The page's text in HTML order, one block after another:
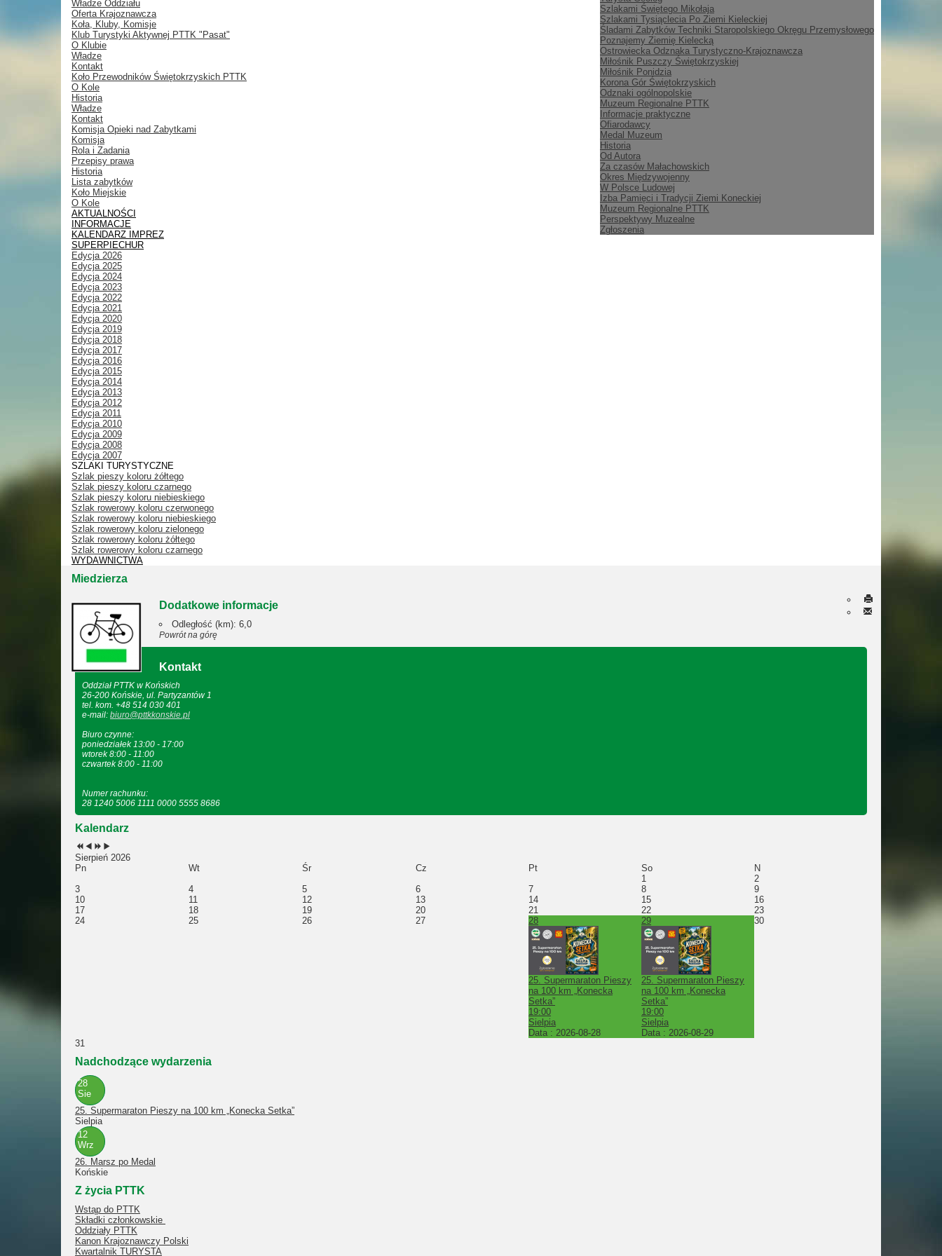
Szlakami Świętego Mikołaja
Szlakami Tysiąclecia Po Ziemi Kieleckiej
Śladami Zabytków Techniki Staropolskiego Okręgu Przemysłowego
Poznajemy Ziemię Kielecką
Ostrowiecka Odznaka Turystyczno-Krajoznawcza
Miłośnik Puszczy Świętokrzyskiej
Miłośnik Ponidzia
Korona Gór Świętokrzyskich
Odznaki ogólnopolskie
Muzeum Regionalne PTTK
Informacje praktyczne
Ofiarodawcy
Medal Muzeum
Historia
Od Autora
Za czasów Małachowskich
Okres Międzywojenny
W Polsce Ludowej
Izba Pamięci i Tradycji Ziemi Koneckiej
Muzeum Regionalne PTTK
Perspektywy Muzealne
Zgłoszenia
Władze Oddziału
Oferta Krajoznawcza
Koła, Kluby, Komisje
Klub Turystyki Aktywnej PTTK "Pasat"
O Klubie
Władze
Kontakt
Koło Przewodników Świętokrzyskich PTTK
O Kole
Historia
Władze
Kontakt
Komisja Opieki nad Zabytkami
Komisja
Rola i Zadania
Przepisy prawa
Historia
Lista zabytków
Koło Miejskie
O Kole
AKTUALNOŚCI
INFORMACJE
KALENDARZ IMPREZ
SUPERPIECHUR
Edycja 2026
Edycja 2025
Edycja 2024
Edycja 2023
Edycja 2022
Edycja 2021
Edycja 2020
Edycja 2019
Edycja 2018
Edycja 2017
Edycja 2016
Edycja 2015
Edycja 2014
Edycja 2013
Edycja 2012
Edycja 2011
Edycja 2010
Edycja 2009
Edycja 2008
Edycja 2007
SZLAKI TURYSTYCZNE
Szlak pieszy koloru żółtego
Szlak pieszy koloru czarnego
Szlak pieszy koloru niebieskiego
Szlak rowerowy koloru czerwonego
Szlak rowerowy koloru niebieskiego
Szlak rowerowy koloru zielonego
Szlak rowerowy koloru żółtego
Szlak rowerowy koloru czarnego
WYDAWNICTWA
Miedzierza
Dodatkowe informacje
Odległość (km): 6,0
Powrót na górę
Kontakt
Oddział PTTK w Końskich
26-200 Końskie, ul. Partyzantów 1
tel. kom. +48 514 030 401
e-mail: biuro@pttkkonskie.pl
Biuro czynne:
poniedziałek 13:00 - 17:00
wtorek 8:00 - 11:00
czwartek 8:00 - 11:00
Numer rachunku:
28 1240 5006 1111 0000 5555 8686
Kalendarz
Sierpień 2026
Pn
Wt Śr Cz Pt So
N
1
2
3
4 5 6 7 8
9
10
11 12 13 14 15
16
17
18 19 20 21 22
23
24
25 26 27 28
25. Supermaraton Pieszy
na 100 km „Konecka
Setka”
19:00
Sielpia
Data : 2026-08-28
29
25. Supermaraton Pieszy
na 100 km „Konecka
Setka”
19:00
Sielpia
Data : 2026-08-29
30
31
Nadchodzące wydarzenia
28
Sie
25. Supermaraton Pieszy na 100 km „Konecka Setka”
Sielpia
12
Wrz
26. Marsz po Medal
Końskie
Z życia PTTK
Wstąp do PTTK
Składki członkowskie
Oddziały PTTK
Kanon Krajoznawczy Polski
Kwartalnik TURYSTA